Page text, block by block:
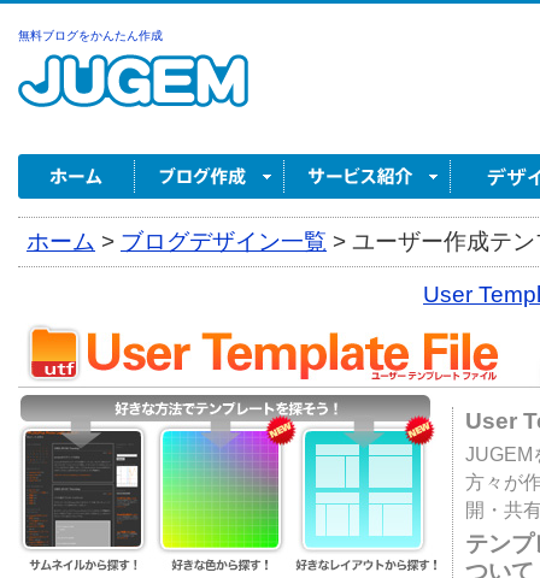
無料ブログをかんたん作成
ホーム > ブログデザイン一覧 > ユーザー作成テ
User
User
JUGEM
方々が
開・共
テン
ついて